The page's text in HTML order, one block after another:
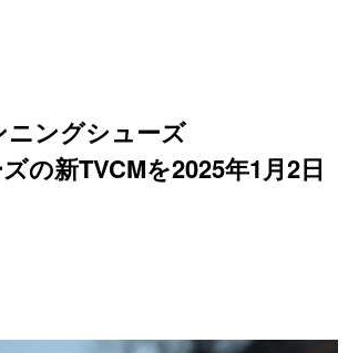
ングシューズ
の新TVCMを2025年1月2日